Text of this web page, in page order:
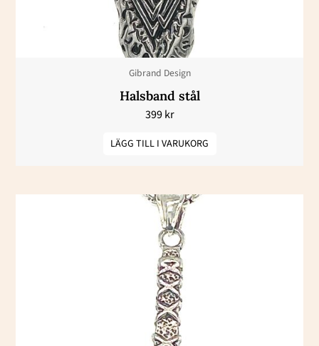
Gibrand Design
Halsband stål
399kr
LÄGG TILL I VARUKORG